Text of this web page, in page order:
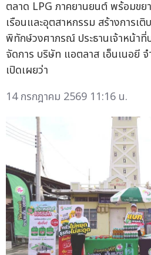
ตลาด LPG ภาคยานยนต์ พร้อมขย
เรือนและอุตสาหกรรม สร้างการเ
พิทักษ์วงศาภรณ์ ประธานเจ้าหน้าที่
จัดการ บริษัท แอตลาส เอ็นเนอยี
เปิดเผยว่า
14 กรกฎาคม 2569 11:16 น.